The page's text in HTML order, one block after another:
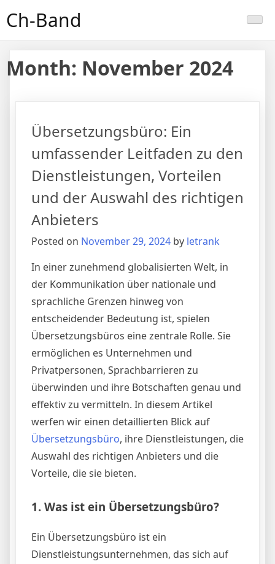
toCh-Band
Month: November 2024
Übersetzungsbüro: Ein
umfassender Leitfaden zu den
Dienstleistungen, Vorteilen
und der Auswahl des richtigen
Anbieters
Posted on November 29, 2024 by letrank
In einer zunehmend globalisierten Welt, in
der Kommunikation über nationale und
sprachliche Grenzen hinweg von
entscheidender Bedeutung ist, spielen
Übersetzungsbüros eine zentrale Rolle. Sie
ermöglichen es Unternehmen und
Privatpersonen, Sprachbarrieren zu
überwinden und ihre Botschaften genau und
effektiv zu vermitteln. In diesem Artikel
werfen wir einen detaillierten Blick auf
Übersetzungsbüro, ihre Dienstleistungen, die
Auswahl des richtigen Anbieters und die
Vorteile, die sie bieten.
1. Was ist ein Übersetzungsbüro?
Ein Übersetzungsbüro ist ein
Dienstleistungsunternehmen, das sich auf